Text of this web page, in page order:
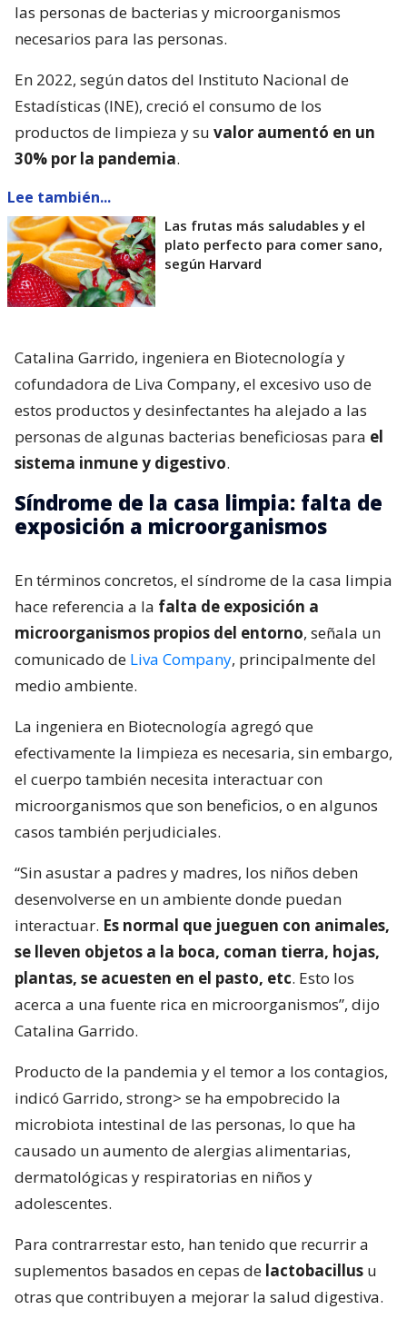
las personas de bacterias y microorganismos
necesarios para las personas.
En 2022, según datos del Instituto Nacional de
Estadísticas (INE), creció el consumo de los
productos de limpieza y su valor aumentó en un
30% por la pandemia.
Lee también...
Las frutas más saludables y el
plato perfecto para comer sano,
según Harvard
Catalina Garrido, ingeniera en Biotecnología y
cofundadora de Liva Company, el excesivo uso de
estos productos y desinfectantes ha alejado a las
personas de algunas bacterias beneficiosas para el
sistema inmune y digestivo.
Síndrome de la casa limpia: falta de
exposición a microorganismos
En términos concretos, el síndrome de la casa limpia
hace referencia a la falta de exposición a
microorganismos propios del entorno, señala un
comunicado de Liva Company, principalmente del
medio ambiente.
La ingeniera en Biotecnología agregó que
efectivamente la limpieza es necesaria, sin embargo,
el cuerpo también necesita interactuar con
microorganismos que son beneficios, o en algunos
casos también perjudiciales.
“Sin asustar a padres y madres, los niños deben
desenvolverse en un ambiente donde puedan
interactuar. Es normal que jueguen con animales,
se lleven objetos a la boca, coman tierra, hojas,
plantas, se acuesten en el pasto, etc. Esto los
acerca a una fuente rica en microorganismos”, dijo
Catalina Garrido.
Producto de la pandemia y el temor a los contagios,
indicó Garrido, ⁣strong> se ha empobrecido la
microbiota intestinal de las personas, lo que ha
causado un aumento de alergias alimentarias,
dermatológicas y respiratorias en niños y
adolescentes.
Para contrarrestar esto, han tenido que recurrir a
suplementos basados en cepas de lactobacillus u
otras que contribuyen a mejorar la salud digestiva.